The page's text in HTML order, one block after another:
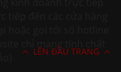
LÊN ĐẦU TRANG
chỉ mang tính chất